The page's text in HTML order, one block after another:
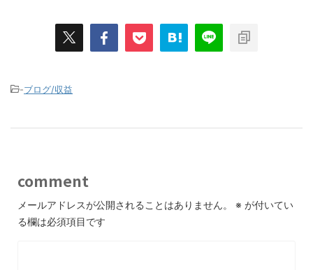
-ブログ/収益
comment
メールアドレスが公開されることはありません。 ※ が付いてい
る欄は必須項目です